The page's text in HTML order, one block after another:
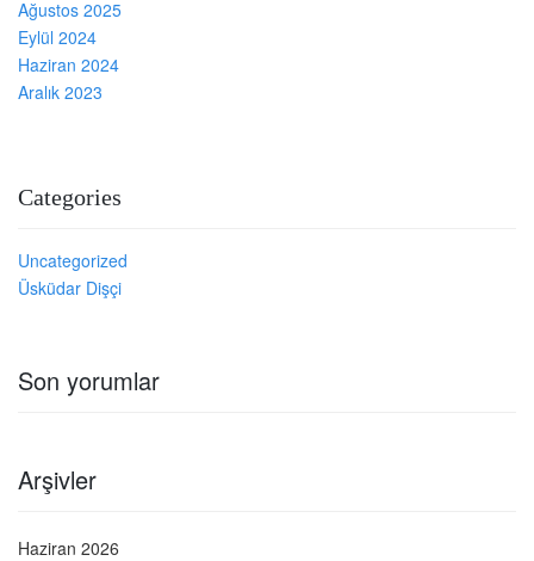
Ağustos 2025
Eylül 2024
Haziran 2024
Aralık 2023
Categories
Uncategorized
Üsküdar Dişçi
Son yorumlar
Arşivler
Haziran 2026